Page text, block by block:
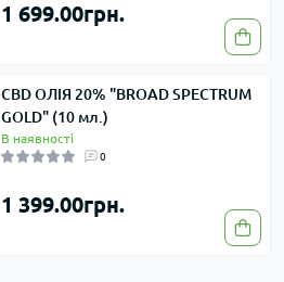
1 699.00грн.
CBD ОЛІЯ 20% "BROAD SPECTRUM
GOLD" (10 мл.)
В наявності
0
1 399.00грн.